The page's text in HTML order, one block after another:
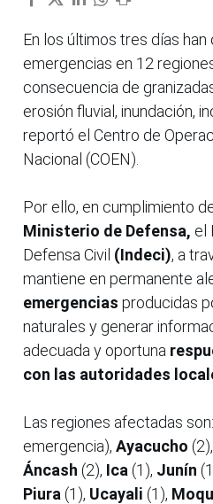
En los últimos tres días han
emergencias en 12
consecuencia de
erosión fluvial, inundación,
reportó el Centro de
Nacional (COEN).
Por ello, en cumplimiento
Ministerio de Defensa, el
Defensa Civil (Indeci), a
mantiene en permanente
emergencias producidas
naturales y generar
adecuada y oportuna
con las autoridades
Las regiones afectadas son:
emergencia), Ayacucho (2),
Áncash (2), Ica (1), Junín
Piura (1), Ucayali (1),